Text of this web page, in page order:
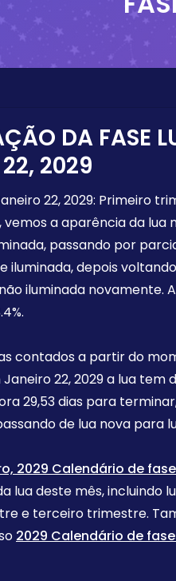
DA FASE
2029
22, 2029: Primeiro
vemos a aparência da lua
passando por
iluminada, depois
iluminada novamente.
.
contados a partir do
Janeiro 22, 2029a lua tem
29,53 dias para
de lua nova para
2029 Calendário de
lua deste mês, incluindo
e terceiro trimestre.
2029 Calendário de